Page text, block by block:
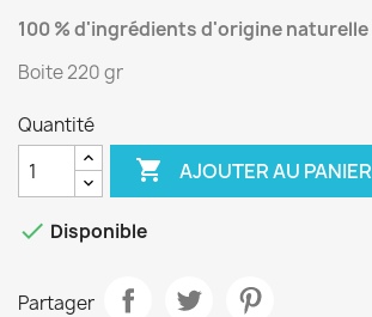
100 % d'ingrédients d'origine naturelle
Boite 220 gr
Quantité
 AJOUTER AU PANIER
 Disponible
Partager